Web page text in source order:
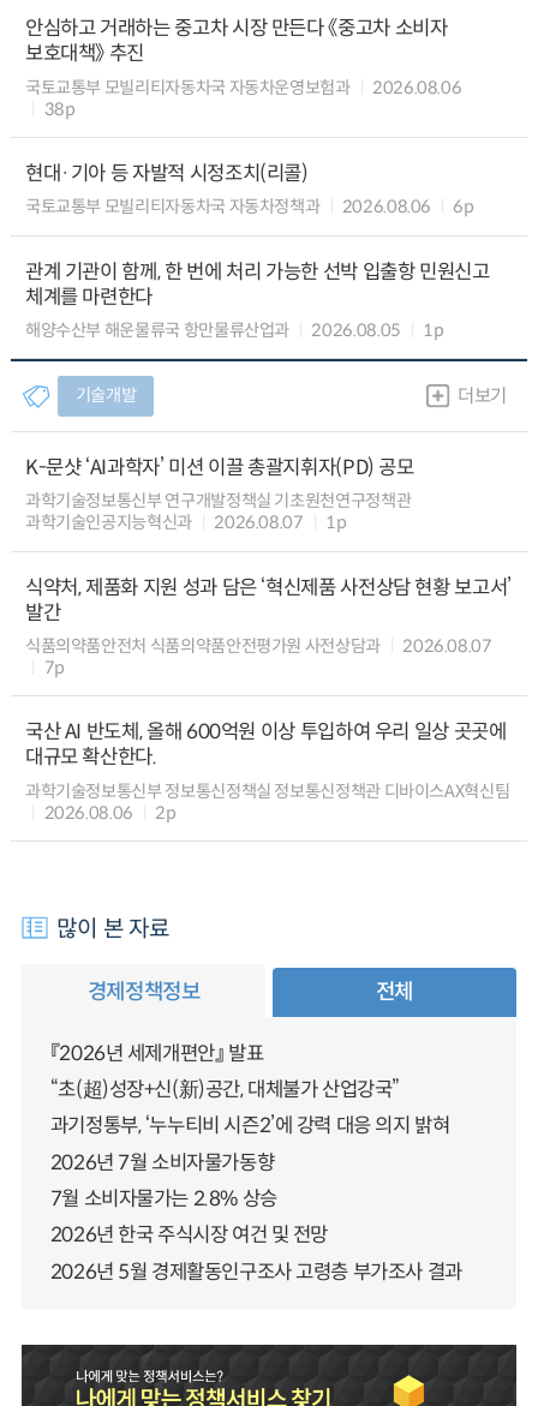
안심하고 거래하는 중고차 시장 만든다 《중고차 소비자
보호대책》 추진
국토교통부 모빌리티자동차국 자동차운영보험과
2026.08.06
38p
현대·기아 등 자발적 시정조치(리콜)
국토교통부 모빌리티자동차국 자동차정책과 2026.08.06 6p
관계 기관이 함께, 한 번에 처리 가능한 선박 입출항 민원신고
체계를 마련한다
해양수산부 해운물류국 항만물류산업과 2026.08.05 1p
기술개발 더보기
K-문샷 ‘AI과학자’ 미션 이끌 총괄지휘자(PD) 공모
과학기술정보통신부 연구개발정책실 기초원천연구정책관
과학기술인공지능혁신과
2026.08.07 1p
식약처, 제품화 지원 성과 담은 ‘혁신제품 사전상담 현황 보고서’
발간
식품의약품안전처 식품의약품안전평가원 사전상담과
2026.08.07
7p
국산 AI 반도체, 올해 600억원 이상 투입하여 우리 일상 곳곳에
대규모 확산한다.
과학기술정보통신부 정보통신정책실 정보통신정책관 디바이스AX혁신팀
2026.08.06
2p
많이 본 자료
경제정책정보 전체
『2026년 세제개편안』 발표
“초(超)성장+신(新)공간, 대체불가 산업강국”
과기정통부, ‘누누티비 시즌2’에 강력 대응 의지 밝혀
2026년 7월 소비자물가동향
7월 소비자물가는 2.8% 상승
2026년 한국 주식시장 여건 및 전망
2026년 5월 경제활동인구조사 고령층 부가조사 결과